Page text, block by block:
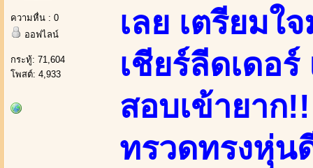
ความหื่น : 0
ออฟไลน์
กระทู้: 71,604
โพสต์: 4,933
เลย เตรียมใ
เชียร์ลีดเดอ
สอบเข้ายาก
ทรวดทรงหุ่น